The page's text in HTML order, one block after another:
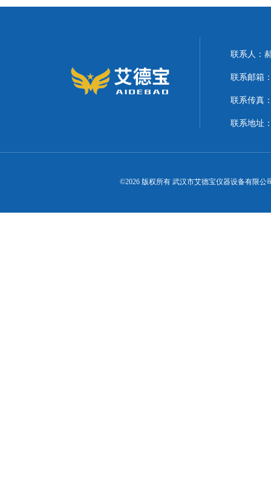
联系人：
联系邮箱
联系传真
联系地址
©2026 版权所有 武汉市艾德宝仪器设备有限公